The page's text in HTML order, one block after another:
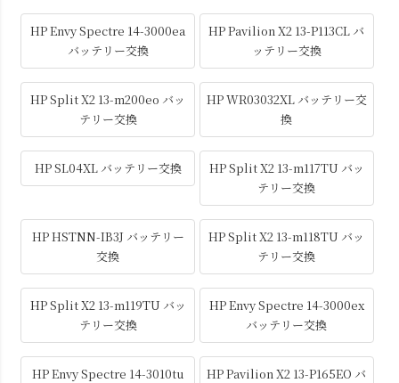
HP Envy Spectre 14-3000ea
バッテリー交換
HP Pavilion X2 13-P113CL バ
ッテリー交換
HP Split X2 13-m200eo バッ
テリー交換
HP WR03032XL バッテリー交
換
HP SL04XL バッテリー交換
HP Split X2 13-m117TU バッ
テリー交換
HP HSTNN-IB3J バッテリー
交換
HP Split X2 13-m118TU バッ
テリー交換
HP Split X2 13-m119TU バッ
テリー交換
HP Envy Spectre 14-3000ex
バッテリー交換
HP Envy Spectre 14-3010tu
HP Pavilion X2 13-P165EO バ